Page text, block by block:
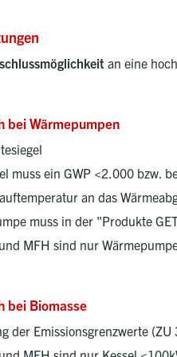
an eine
bei Wärmepumpen
muss ein GWP <2.000 bzw.
an das
muss in der "Produkte
MFH sind nur
bei Biomasse
der Emissionsgrenzwerte